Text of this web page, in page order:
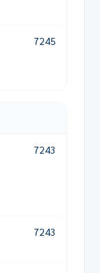
7245
7243
7243